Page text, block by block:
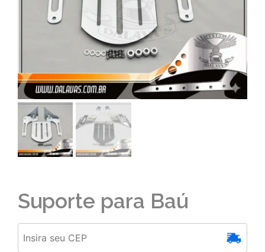
Suporte para Baú